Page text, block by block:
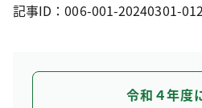
記事ID：006-001-20240301-
令和４年度